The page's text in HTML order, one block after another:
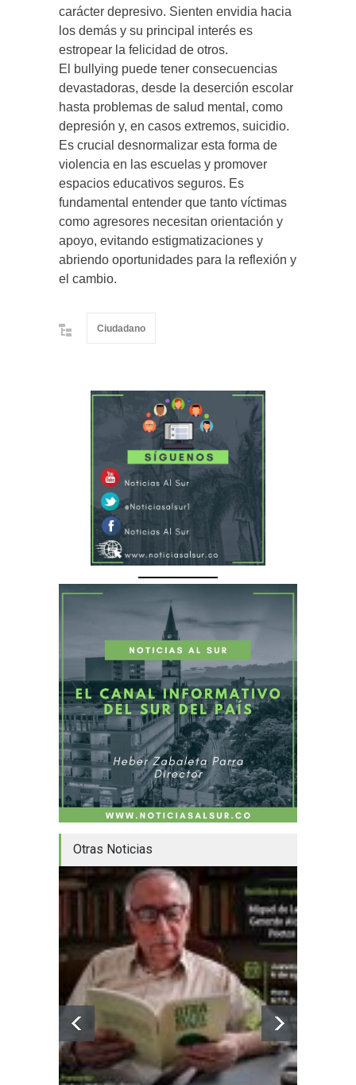
carácter depresivo. Sienten envidia hacia
los demás y su principal interés es
estropear la felicidad de otros.
El bullying puede tener consecuencias
devastadoras, desde la deserción escolar
hasta problemas de salud mental, como
depresión y, en casos extremos, suicidio.
Es crucial desnormalizar esta forma de
violencia en las escuelas y promover
espacios educativos seguros. Es
fundamental entender que tanto víctimas
como agresores necesitan orientación y
apoyo, evitando estigmatizaciones y
abriendo oportunidades para la reflexión y
el cambio.
Ciudadano
Otras Noticias